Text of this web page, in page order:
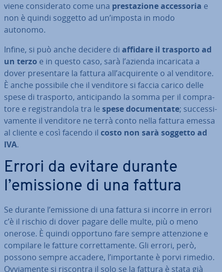
viene con­si­de­ra­to come una pre­sta­zio­ne ac­ces­so­ria e
non è quindi soggetto ad un’imposta in modo
autonomo.
Infine, si può anche decidere di affidare il trasporto ad
un terzo e in questo caso, sarà l’azienda in­ca­ri­ca­ta a
dover pre­sen­ta­re la fattura all’ac­qui­ren­te o al venditore.
È anche possibile che il venditore si faccia carico delle
spese di trasporto, an­ti­ci­pan­do la somma per il com­pra­
to­re e re­gi­stran­do­la tra le spese do­cu­men­ta­te; suc­ces­si­
va­men­te il venditore ne terrà conto nella fattura emessa
al cliente e così facendo il costo non sarà soggetto ad
IVA.
Errori da evitare durante
l’emissione di una fattura
Se durante l’emissione di una fattura si incorre in errori
c’è il rischio di dover pagare delle multe, più o meno
onerose. È quindi opportuno fare sempre at­ten­zio­ne e
compilare le fatture cor­ret­ta­men­te. Gli errori, però,
possono sempre accadere, l’im­por­tan­te è porvi rimedio.
Ov­via­men­te si riscontra il solo se la fattura è stata già